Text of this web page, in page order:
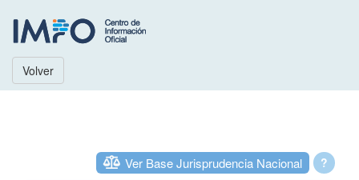
Volver
?
Ver Base Jurisprudencia Nacional